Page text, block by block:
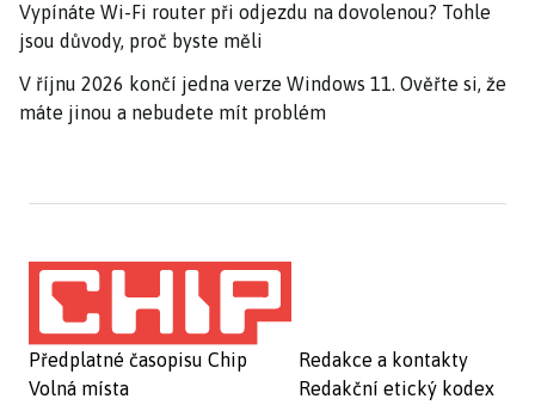
Vypínáte Wi-Fi router při odjezdu na dovolenou? Tohle
jsou důvody, proč byste měli
V říjnu 2026 končí jedna verze Windows 11. Ověřte si, že
máte jinou a nebudete mít problém
Předplatné časopisu Chip
Volná místa
Redakce a kontakty
Redakční etický kodex